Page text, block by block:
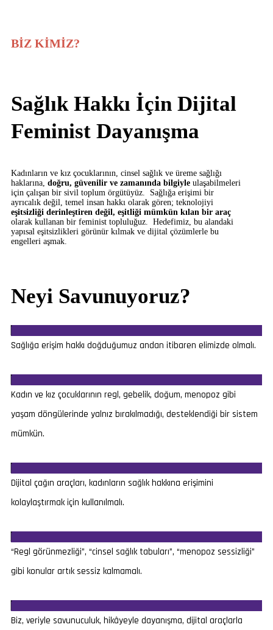
BİZ KİMİZ?
Sağlık Hakkı İçin Dijital
Feminist Dayanışma
Kadınların ve kız çocuklarının, cinsel sağlık ve üreme sağlığı
haklarına, doğru, güvenilir ve zamanında bilgiyle ulaşabilmeleri
için çalışan bir sivil toplum örgütüyüz. Sağlığa erişimi bir
ayrıcalık değil, temel insan hakkı olarak gören; teknolojiyi
eşitsizliği derinleştiren değil, eşitliği mümkün kılan bir araç
olarak kullanan bir feminist topluluğuz. Hedefimiz, bu alandaki
yapısal eşitsizlikleri görünür kılmak ve dijital çözümlerle bu
engelleri aşmak.
Neyi Savunuyoruz?
Sağlığa erişim hakkı doğduğumuz andan itibaren elimizde olmalı.
Kadın ve kız çocuklarının regl, gebelik, doğum, menopoz gibi
yaşam döngülerinde yalnız bırakılmadığı, desteklendiği bir sistem
mümkün.
Dijital çağın araçları, kadınların sağlık hakkına erişimini
kolaylaştırmak için kullanılmalı.
“Regl görünmezliği”, “cinsel sağlık tabuları”, “menopoz sessizliği”
gibi konular artık sessiz kalmamalı.
Biz, veriyle savunuculuk, hikâyeyle dayanışma, dijital araçlarla